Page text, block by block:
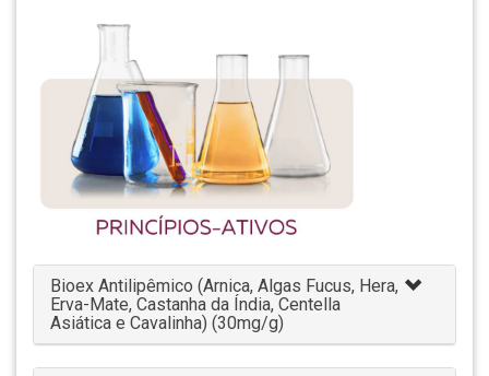
Bioex Antilipêmico (Arnica, Algas Fucus, Hera,
Erva-Mate, Castanha da Índia, Centella
Asiática e Cavalinha) (30mg/g)